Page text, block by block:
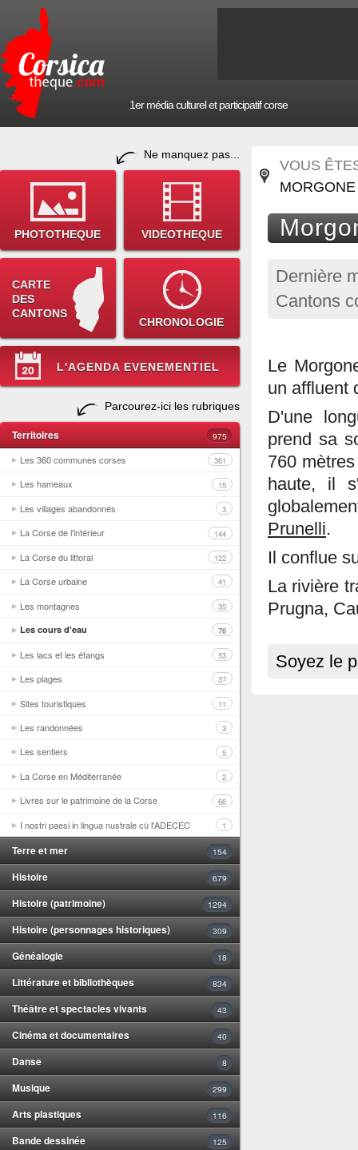
1er média culturel et participatif corse
Ne manquez pas...
PHOTOTHEQUE VIDEOTHEQUE
CARTE
DES
CANTONS
CHRONOLOGIE
L'AGENDA EVENEMENTIEL
Parcourez-ici les rubriques
Territoires 975
Les 360 communes corses 361
Les hameaux 15
Les villages abandonnés 3
La Corse de l'intérieur 144
La Corse du littoral 122
La Corse urbaine 41
Les montagnes 35
Les cours d'eau 76
Les lacs et les étangs 53
Les plages 37
Sites touristiques 11
Les randonnées 3
Les sentiers 5
La Corse en Méditerranée 2
Livres sur le patrimoine de la Corse 66
I nostri paesi in lingua nustrale cù l'ADECEC 1
Terre et mer 154
Histoire 679
Histoire (patrimoine) 1294
Histoire (personnages historiques) 309
Généalogie 18
Littérature et bibliothèques 834
Théâtre et spectacles vivants 43
Cinéma et documentaires 40
Danse 8
Musique 299
Arts plastiques 116
Bande dessinée 125
VOUS
MORGONE
Dernière
Cantons
Le
un affluent
D'une
prend sa
760
haute, il
Prunelli.
Il conflue
La rivière
Prugna,
Soyez le